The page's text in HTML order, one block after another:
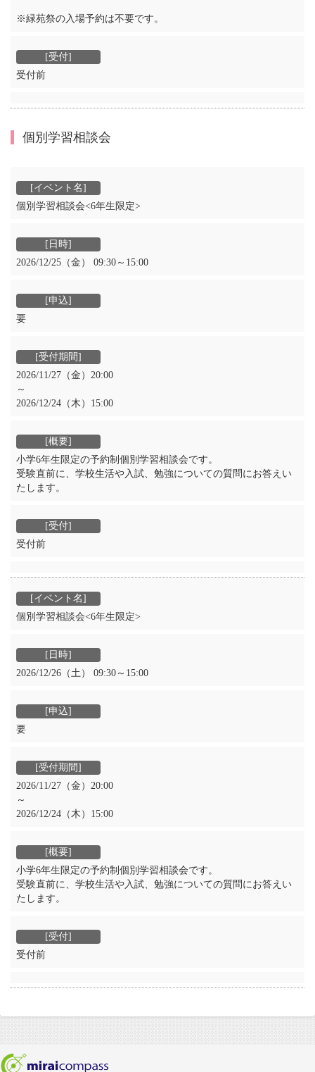
※緑苑祭の入場予約は不要です。
受付前
個別学習相談会
個別学習相談会<6年生限定>
2026/12/25（金） 09:30～15:00
要
2026/11/27（金）20:00
～
2026/12/24（木）15:00
小学6年生限定の予約制個別学習相談会です。
受験直前に、学校生活や入試、勉強についての質問にお答えい
たします。
受付前
個別学習相談会<6年生限定>
2026/12/26（土） 09:30～15:00
要
2026/11/27（金）20:00
～
2026/12/24（木）15:00
小学6年生限定の予約制個別学習相談会です。
受験直前に、学校生活や入試、勉強についての質問にお答えい
たします。
受付前